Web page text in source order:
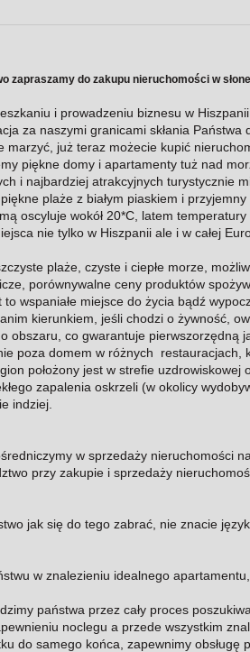
zapraszamy do zakupu nieruchomości w
i prowadzeniu biznesu w
za naszymi granicami skłania
marzyć, już teraz możecie kupić
piękne domy i apartamenty tuż nad
i najbardziej atrakcyjnych turystycznie
plaże z białym piaskiem i
oscyluje wokół 20*C, latem
nie tylko w Hiszpanii ale i w całej
plaże, czyste i ciepłe morze,
porównywalne ceny produktów
wspaniałe miejsce do życia bądź
kierunkiem, jeśli chodzi o żywność,
obszaru, co gwarantuje pierwszorzędną
poza domem w różnych restauracjach,
położony jest w strefie
zapalenia oskrzeli (w okolicy
indziej.
w sprzedaży nieruchomości
przy zakupie i sprzedaży
jak się do tego zabrać, nie znacie
w znalezieniu idealnego
państwa przez cały proces
noclegu a przede wszystkim
do samego końca, zapewnimy